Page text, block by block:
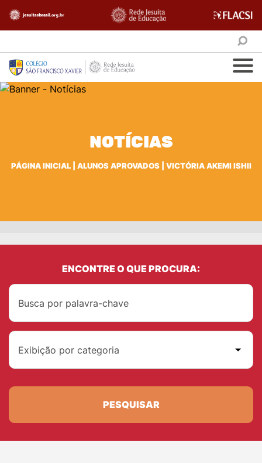
NOTÍCIAS
PÁGINA INICIAL| ALUNOS APROVADOS| VICTÓRIA AKEMI ISHII
ENCONTRE O QUE PROCURA:
Exibição por categoria
PESQUISAR